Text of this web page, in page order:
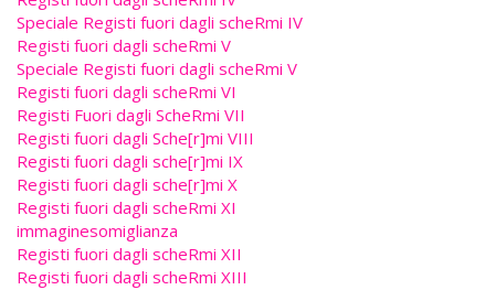
Speciale Registi fuori dagli scheRmi IV
Registi fuori dagli scheRmi V
Speciale Registi fuori dagli scheRmi V
Registi fuori dagli scheRmi VI
Registi Fuori dagli ScheRmi VII
Registi fuori dagli Sche[r]mi VIII
Registi fuori dagli sche[r]mi IX
Registi fuori dagli sche[r]mi X
Registi fuori dagli scheRmi XI
immaginesomiglianza
Registi fuori dagli scheRmi XII
Registi fuori dagli scheRmi XIII